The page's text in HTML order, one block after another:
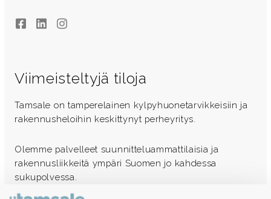
FacebookLinkedInInstagram
Viimeisteltyjä tiloja
Tamsale on tamperelainen kylpyhuonetarvikkeisiin ja
rakennusheloihin keskittynyt perheyritys.
Olemme palvelleet suunnitteluammattilaisia ja
rakennusliikkeitä ympäri Suomen jo kahdessa
sukupolvessa.